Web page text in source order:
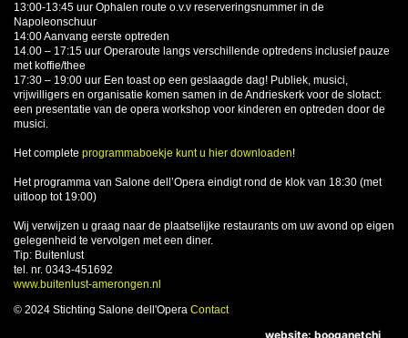
13:00-13:45 uur Ophalen route o.v.v reserveringsnummer in de
Napoleonschuur
14:00 Aanvang eerste optreden
14.00 – 17:15 uur Operaroute langs verschillende optredens inclusief pauze
met koffie/thee
17:30 – 19:00 uur Een toast op een geslaagde dag! Publiek, musici,
vrijwilligers en organisatie komen samen in de Andrieskerk voor de slotact:
een presentatie van de opera workshop voor kinderen en optreden door de
musici.
Het complete programmaboekje kunt u hier downloaden!
Het programma van Salone dell’Opera eindigt rond de klok van 18:30 (met
uitloop tot 19:00)
Wij verwijzen u graag naar de plaatselijke restaurants om uw avond op eigen
gelegenheid te vervolgen met een diner.
Tip: Buitenlust
tel. nr. 0343-451692
www.buitenlust-amerongen.nl
© 2024 Stichting Salone dell'Opera Contact
website: booganetchi